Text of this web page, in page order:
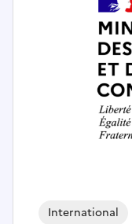
International